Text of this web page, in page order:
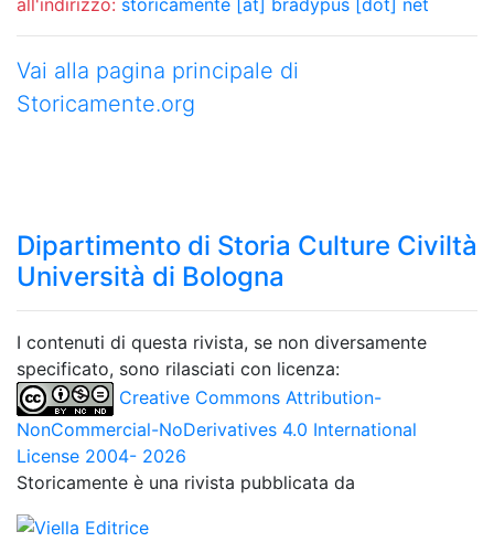
Vai alla pagina principale di
Storicamente.org
Dipartimento di Storia Culture Civiltà
Università di Bologna
I contenuti di questa rivista, se non diversamente
specificato, sono rilasciati con licenza:
Creative Commons Attribution-
NonCommercial-NoDerivatives 4.0 International
License 2004- 2026
Storicamente è una rivista pubblicata da